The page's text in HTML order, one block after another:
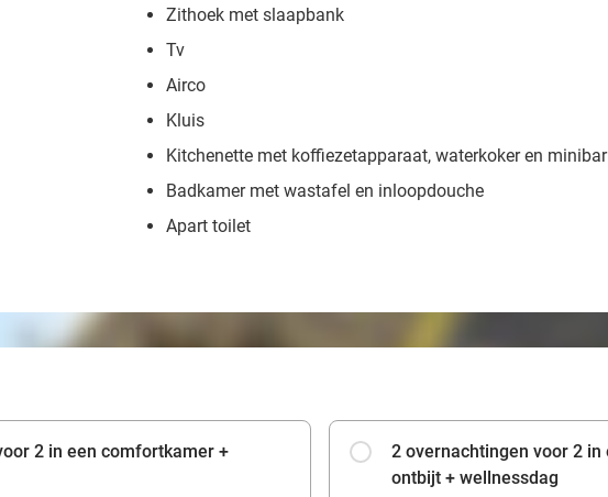
Zithoek met slaapbank
Tv
Airco
Kluis
Kitchenette met koffiezetapparaat, waterkoker en minibar
Badkamer met wastafel en inloopdouche
Apart toilet
2 in een comfortkamer +
2 overnachtingen voor 2
ontbijt + wellnessdag